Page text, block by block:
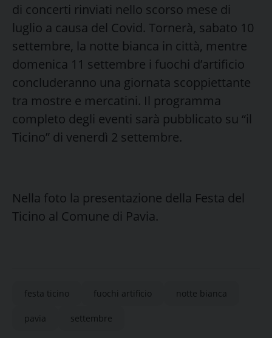
di concerti rinviati nello scorso mese di
luglio a causa del Covid. Tornerà, sabato 10
settembre, la notte bianca in città, mentre
domenica 11 settembre i fuochi d’artificio
concluderanno una giornata scoppiettante
tra mostre e mercatini. Il programma
completo degli eventi sarà pubblicato su “il
Ticino” di venerdì 2 settembre.
Nella foto la presentazione della Festa del
Ticino al Comune di Pavia.
festa ticino fuochi artificio notte bianca
pavia settembre